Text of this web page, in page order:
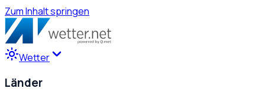
Zum Inhalt springen
Wetter
Länder